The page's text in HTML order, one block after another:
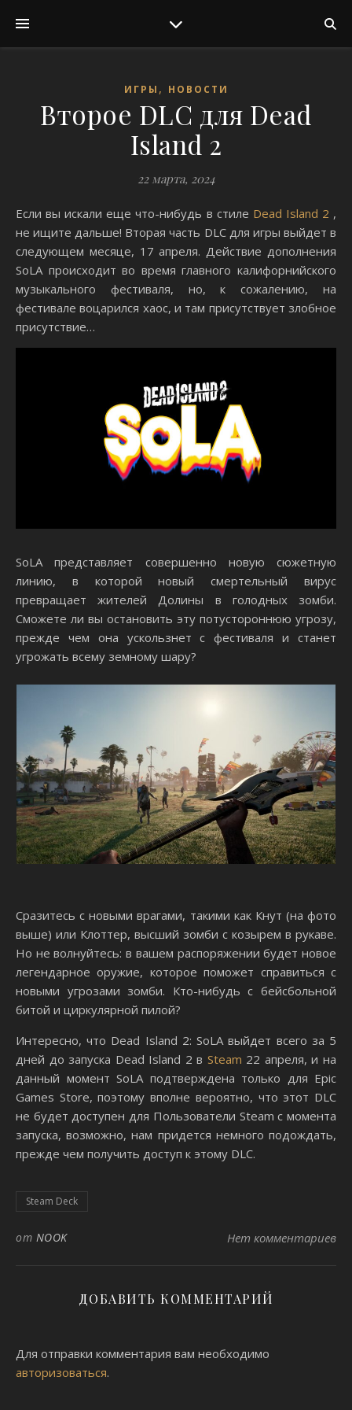
ИГРЫ , НОВОСТИ
Второе DLC для Dead
Island 2
22 марта, 2024
Если вы искали еще что-нибудь в стиле Dead Island 2 ,
не ищите дальше! Вторая часть DLC для игры выйдет в
следующем месяце, 17 апреля. Действие дополнения
SoLA происходит во время главного калифорнийского
музыкального фестиваля, но, к сожалению, на
фестивале воцарился хаос, и там присутствует злобное
присутствие…
SoLA представляет совершенно новую сюжетную
линию, в которой новый смертельный вирус
превращает жителей Долины в голодных зомби.
Сможете ли вы остановить эту потустороннюю угрозу,
прежде чем она ускользнет с фестиваля и станет
угрожать всему земному шару?
Сразитесь с новыми врагами, такими как Кнут (на фото
выше) или Клоттер, высший зомби с козырем в рукаве.
Но не волнуйтесь: в вашем распоряжении будет новое
легендарное оружие, которое поможет справиться с
новыми угрозами зомби. Кто-нибудь с бейсбольной
битой и циркулярной пилой?
Интересно, что Dead Island 2: SoLA выйдет всего за 5
дней до запуска Dead Island 2 в Steam 22 апреля, и на
данный момент SoLA подтверждена только для Epic
Games Store, поэтому вполне вероятно, что этот DLC
не будет доступен для Пользователи Steam с момента
запуска, возможно, нам придется немного подождать,
прежде чем получить доступ к этому DLC.
Steam Deck
от NOOK Нет комментариев
ДОБАВИТЬ КОММЕНТАРИЙ
Для отправки комментария вам необходимо
авторизоваться.